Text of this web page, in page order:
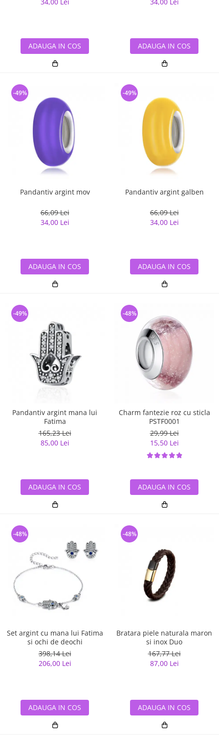
34,00 Lei
ADAUGA IN COS
34,00 Lei
ADAUGA IN COS
Pandantiv argint mov
66,09 Lei
34,00 Lei
-49%
ADAUGA IN COS
Pandantiv argint galben
66,09 Lei
34,00 Lei
-49%
ADAUGA IN COS
Pandantiv argint mana lui
Fatima
165,23 Lei
85,00 Lei
-49%
ADAUGA IN COS
Charm fantezie roz cu sticla
PSTF0001
29,99 Lei
15,50 Lei
-48%
ADAUGA IN COS
Set argint cu mana lui Fatima
si ochi de deochi
398,14 Lei
206,00 Lei
-48%
ADAUGA IN COS
Bratara piele naturala maron
si inox Duo
167,77 Lei
87,00 Lei
-48%
ADAUGA IN COS